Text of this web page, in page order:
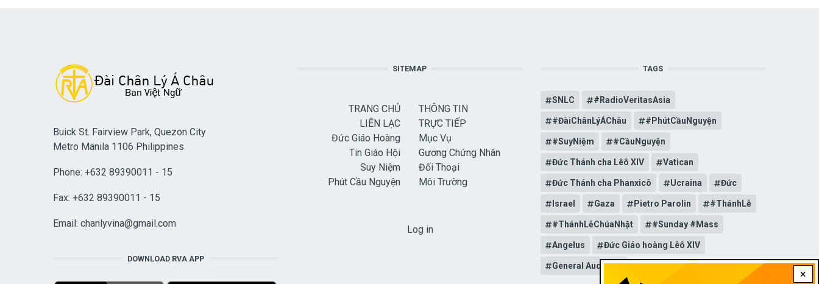
×
Buick St. Fairview Park, Quezon City
Metro Manila 1106 Philippines
Phone: +632 89390011 - 15
Fax: +632 89390011 - 15
Email: chanlyvina@gmail.com
DOWNLOAD RVA APP
SITEMAP
TRANG CHỦ
LIÊN LẠC
Đức Giáo Hoàng
Tin Giáo Hội
Suy Niệm
Phút Cầu Nguyện
THÔNG TIN
TRỰC TIẾP
Mục Vụ
Gương Chứng Nhân
Đối Thoại
Môi Trường
Log in
TAGS
SNLC #RadioVeritasAsia
#ĐàiChânLýÁChâu #PhútCầuNguyện
#SuyNiệm #CầuNguyện
Đức Thánh cha Lêô XIV Vatican
Đức Thánh cha Phanxicô Ucraina Đức
Israel Gaza Pietro Parolin #ThánhLễ
#ThánhLễChúaNhật #Sunday #Mass
Angelus Đức Giáo hoàng Lêô XIV
General Audience